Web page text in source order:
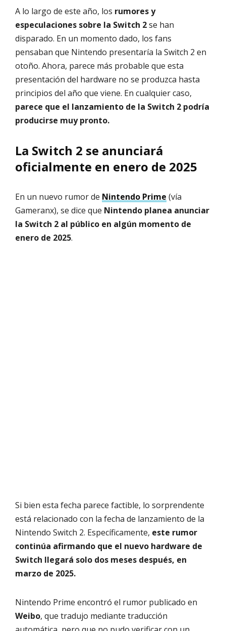
A lo largo de este año, los rumores y
especulaciones sobre la Switch 2se han
disparado. En un momento dado, los fans
pensaban que Nintendo presentaría la Switch 2 en
otoño. Ahora, parece más probable que esta
presentación del hardware no se produzca hasta
principios del año que viene. En cualquier caso,
parece que el lanzamiento de la Switch 2 podría
producirse muy pronto.
La Switch 2 se anunciará
oficialmente en enero de 2025
En un nuevo rumor de Nintendo Prime (vía
Gameranx), se dice que Nintendo planea anunciar
la Switch 2 al público en algún momento de
enero de 2025.
Si bien esta fecha parece factible, lo sorprendente
está relacionado con la fecha de lanzamiento de la
Nintendo Switch 2. Específicamente, este rumor
continúa afirmando que el nuevo hardware de
Switch llegará solo dos meses después, en
marzo de 2025.
Nintendo Prime encontró el rumor publicado en
Weibo, que tradujo mediante traducción